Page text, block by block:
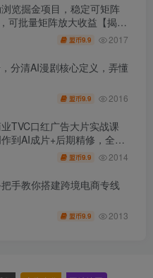
览掘金项目，稳定可矩阵
可批量矩阵放大收益【揭
盟币9.9 2017
分清AI漫剧核心定义，弄懂
盟币9.9 2016
TVC口红广告大片实战课
到AI成片+后期精修，全流
广告
盟币9.9 2014
手教你搭建跨境电商专线
盟币9.9 2013